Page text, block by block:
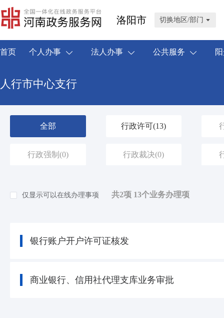
洛阳市 切换地区/部门
首页 个人办事 法人办事 公共服务
人行市中心支行
全部 行政许可(13)
行政强制 (0) 行政裁决(0)
仅显示可以在线办理事项 共2项 13个业务办理项
银行账户开户许可证核发
商业银行、信用社代理支库业务审批